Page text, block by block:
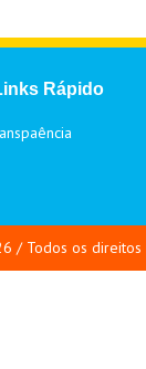
Rápido
/ Todos os direitos